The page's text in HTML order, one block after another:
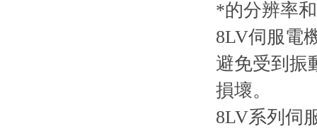
*的分辨率
8LV伺服電
避免受到振
損壞。
8LV系列伺